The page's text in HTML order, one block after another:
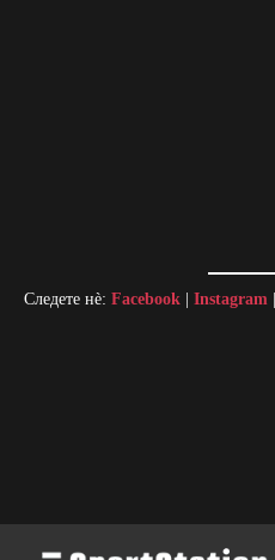
Следете нè: Facebook Instagram